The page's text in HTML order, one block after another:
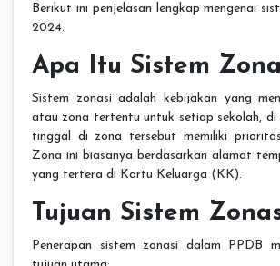
Berikut ini penjelasan lengkap mengenai
2024.
Apa Itu Sistem
Sistem zonasi adalah kebijakan yang
atau zona tertentu untuk setiap sekolah, di
tinggal di zona tersebut memiliki
Zona ini biasanya berdasarkan alamat
yang tertera di Kartu Keluarga (KK).
Tujuan Sistem
Penerapan sistem zonasi dalam PPDB